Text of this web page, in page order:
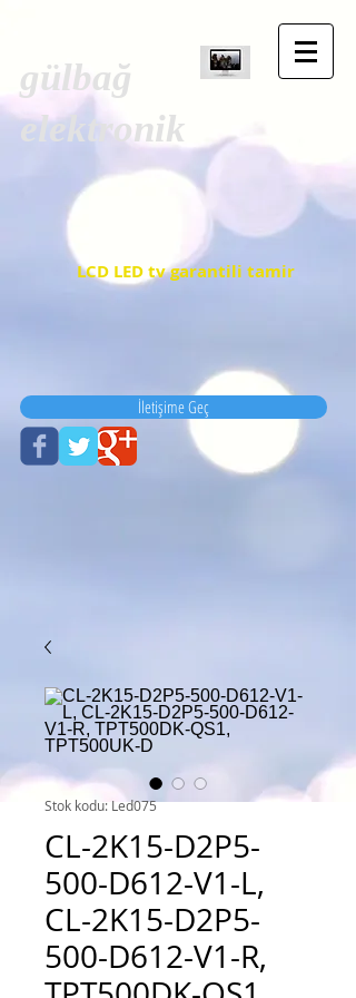
gülbağ
elektronik
LCD LED tv garantili tamir
İletişime Geç
Stok kodu: Led075
CL-2K15-D2P5-
500-D612-V1-L,
CL-2K15-D2P5-
500-D612-V1-R,